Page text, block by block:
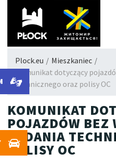
Plock.eu / Mieszkaniec /
Komunikat dotyczący
technicznego oraz polisy OC
KOMUNIKAT
POJAZDÓW BEZ
BADANIA
POLISY OC